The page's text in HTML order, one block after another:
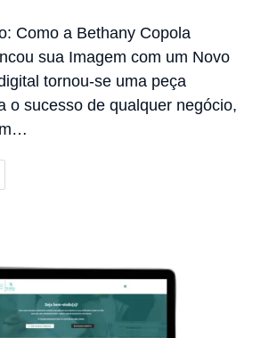
Como a Bethany Copola
sua Imagem com um Novo
tornou-se uma peça
o sucesso de qualquer negócio,